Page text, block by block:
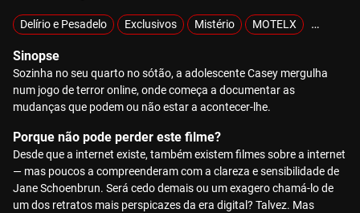
Delírio e Pesadelo Exclusivos Mistério MOTELX
Sinopse
Sozinha no seu quarto no sótão, a adolescente Casey mergulha
num jogo de terror online, onde começa a documentar as
mudanças que podem ou não estar a acontecer-lhe.
Porque não pode perder este filme?
Desde que a internet existe, também existem filmes sobre a internet
— mas poucos a compreenderam com a clareza e sensibilidade de
Jane Schoenbrun. Será cedo demais ou um exagero chamá-lo de
um dos retratos mais perspicazes da era digital? Talvez. Mas